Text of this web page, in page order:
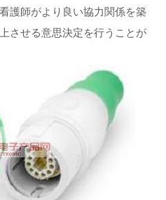
護師がより良い協力関係を築
させる意思決定を行うことが